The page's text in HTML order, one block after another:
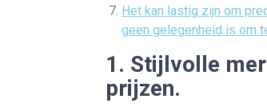
Het kan lastig zijn om
geen gelegenheid is om
1. Stijlvolle
prijzen.